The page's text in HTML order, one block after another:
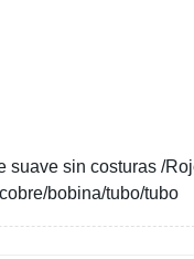
suave sin costuras /
bobina/tubo/tubo